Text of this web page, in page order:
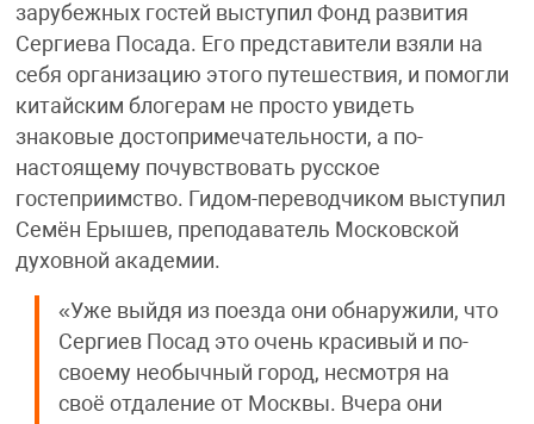
зарубежных гостей выступил Фонд развития
Сергиева Посада. Его представители взяли на
себя организацию этого путешествия, и помогли
китайским блогерам не просто увидеть
знаковые достопримечательности, а по-
настоящему почувствовать русское
гостеприимство. Гидом-переводчиком выступил
Семён Ерышев, преподаватель Московской
духовной академии.
«Уже выйдя из поезда они обнаружили, что
Сергиев Посад это очень красивый и по-
своему необычный город, несмотря на
своё отдаление от Москвы. Вчера они